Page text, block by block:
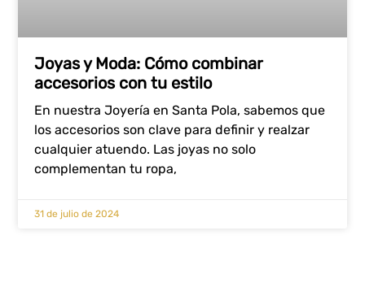
Joyas y Moda: Cómo combinar
accesorios con tu estilo
En nuestra Joyería en Santa Pola, sabemos que
los accesorios son clave para definir y realzar
cualquier atuendo. Las joyas no solo
complementan tu ropa,
31 de julio de 2024